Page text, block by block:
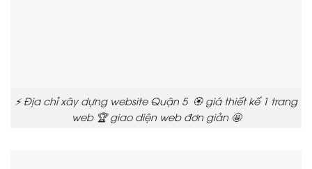
⚡ Địa chỉ xây dựng website Quận 5 🏵️ giá thiết kế 1 trang
web 🏆 giao diện web đơn giản 🤩